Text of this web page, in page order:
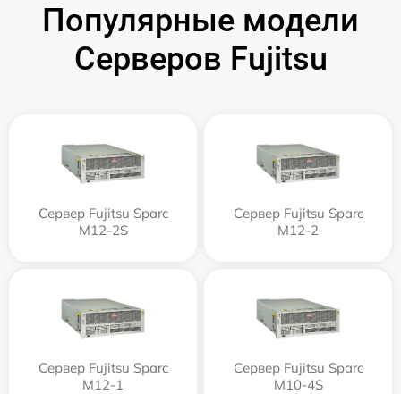
Популярные модели
Серверов Fujitsu
Сервер Fujitsu Sparc
M12-2S
Сервер Fujitsu Sparc
M12-2
Сервер Fujitsu Sparc
M12-1
Сервер Fujitsu Sparc
M10-4S